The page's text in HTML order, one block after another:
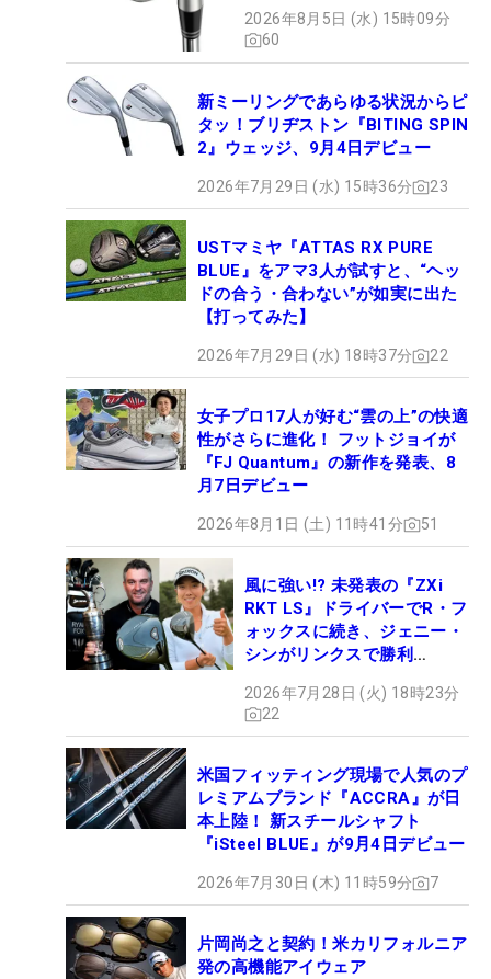
2026年8月5日 (水) 15時09分
60
新ミーリングであらゆる状況からピ
タッ！ブリヂストン『BITING SPIN
2』ウェッジ、9月4日デビュー
2026年7月29日 (水) 15時36分 23
USTマミヤ『ATTAS RX PURE
BLUE』をアマ3人が試すと、“ヘッ
ドの合う・合わない”が如実に出た
【打ってみた】
2026年7月29日 (水) 18時37分 22
女子プロ17人が好む“雲の上”の快適
性がさらに進化！ フットジョイが
『FJ Quantum』の新作を発表、8
月7日デビュー
2026年8月1日 (土) 11時41分 51
風に強い!? 未発表の『ZXi
RKT LS』ドライバーでR・フ
ォックスに続き、ジェニー・
シンがリンクスで勝利
2026年7月28日 (火) 18時23分
22
米国フィッティング現場で人気のプ
レミアムブランド『ACCRA』が日
本上陸！ 新スチールシャフト
『iSteel BLUE』が9月4日デビュー
2026年7月30日 (木) 11時59分 7
片岡尚之と契約！米カリフォルニア
発の高機能アイウェア